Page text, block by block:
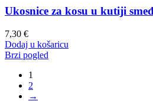
Ukosnice za kosu u kutiji
7,30 €
Dodaj u košaricu
Brzi pogled
1
2
→